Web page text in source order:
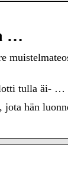
…
tulla äi- …
jota hän